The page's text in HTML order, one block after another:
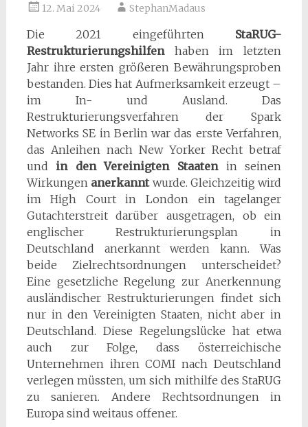
12. Mai 2024 StephanMadaus
Die 2021 eingeführten StaRUG-
Restrukturierungshilfenhaben im letzten
Jahr ihre ersten größeren Bewährungsproben
bestanden. Dies hat Aufmerksamkeit erzeugt –
im In- und Ausland. Das
Restrukturierungsverfahren der Spark
Networks SE in Berlin war das erste Verfahren,
das Anleihen nach New Yorker Recht betraf
und in den Vereinigten Staatenin seinen
Wirkungen anerkanntwurde. Gleichzeitig wird
im High Court in London ein tagelanger
Gutachterstreit darüber ausgetragen, ob ein
englischer Restrukturierungsplan in
Deutschland anerkannt werden kann. Was
beide Zielrechtsordnungen unterscheidet?
Eine gesetzliche Regelung zur Anerkennung
ausländischer Restrukturierungen findet sich
nur in den Vereinigten Staaten, nicht aber in
Deutschland. Diese Regelungslücke hat etwa
auch zur Folge, dass österreichische
Unternehmen ihren COMI nach Deutschland
verlegen müssten, um sich mithilfe des StaRUG
zu sanieren. Andere Rechtsordnungen in
Europa sind weitaus offener.